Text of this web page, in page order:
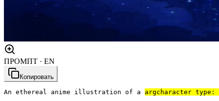
ПРОМПТ · EN
Копировать
An ethereal anime illustration of a argcharacter type: